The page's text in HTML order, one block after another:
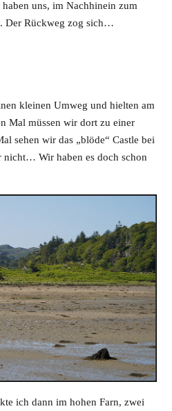
uns, im Nachhinein zum
Der Rückweg zog sich…
kleinen Umweg und hielten am
Mal müssen wir dort zu einer
sehen wir das „blöde“ Castle bei
nicht… Wir haben es doch schon
ich dann im hohen Farn, zwei